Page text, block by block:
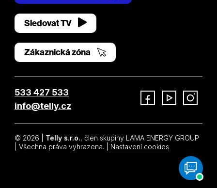
Sledovat TV
Zákaznická zóna
533 427 533
info@telly.cz
© 2026 | Telly s.r.o., člen skupiny LAMA ENERGY GROUP
| Všechna práva vyhrazena. |
Nastavení cookies